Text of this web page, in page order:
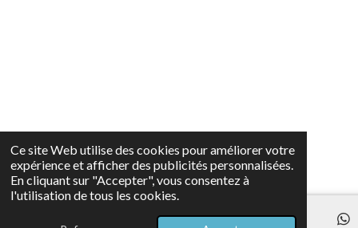
Ce site Web utilise des cookies pour améliorer votre
expérience et afficher des publicités personnalisées.
En cliquant sur "Accepter", vous consentez à
l'utilisation de tous les cookies.